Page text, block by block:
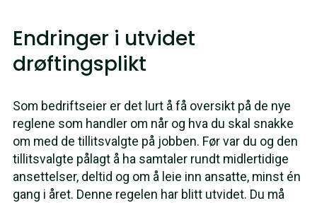
Endringer i utvidet
drøftingsplikt
Som bedriftseier er det lurt å få oversikt på de nye
reglene som handler om når og hva du skal snakke
om med de tillitsvalgte på jobben. Før var du og den
tillitsvalgte pålagt å ha samtaler rundt midlertidige
ansettelser, deltid og om å leie inn ansatte, minst én
gang i året. Denne regelen har blitt utvidet. Du må